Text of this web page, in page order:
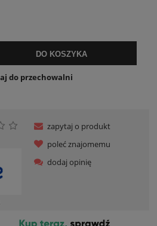
DO KOSZYKA
do przechowalni
zapytaj o produkt
poleć znajomemu
dodaj opinię